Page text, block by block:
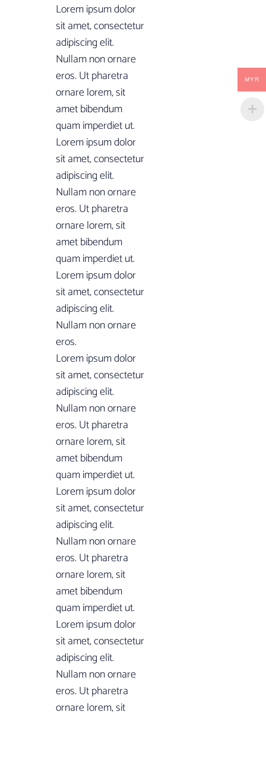
Lorem ipsum dolor
sit amet, consectetur
adipiscing elit.
Nullam non ornare
eros. Ut pharetra
ornare lorem, sit
amet bibendum
quam imperdiet ut.
Lorem ipsum dolor
sit amet, consectetur
adipiscing elit.
Nullam non ornare
eros. Ut pharetra
ornare lorem, sit
amet bibendum
quam imperdiet ut.
Lorem ipsum dolor
sit amet, consectetur
adipiscing elit.
Nullam non ornare
eros.
Lorem ipsum dolor
sit amet, consectetur
adipiscing elit.
Nullam non ornare
eros. Ut pharetra
ornare lorem, sit
amet bibendum
quam imperdiet ut.
Lorem ipsum dolor
sit amet, consectetur
adipiscing elit.
Nullam non ornare
eros. Ut pharetra
ornare lorem, sit
amet bibendum
quam imperdiet ut.
Lorem ipsum dolor
sit amet, consectetur
adipiscing elit.
Nullam non ornare
eros. Ut pharetra
ornare lorem, sit
MYR